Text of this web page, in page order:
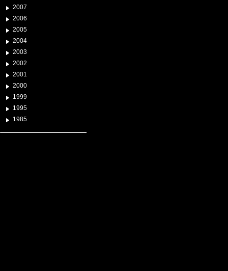
2007
2006
2005
2004
2003
2002
2001
2000
1999
1995
1985